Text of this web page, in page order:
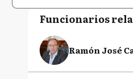
Funcionarios
Ramón José